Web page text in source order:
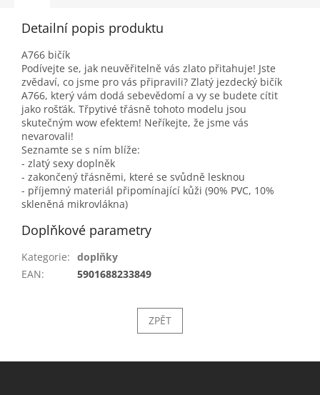
Detailní popis produktu
A766 bičík
Podívejte se, jak neuvěřitelně vás zlato přitahuje! Jste
zvědaví, co jsme pro vás připravili? Zlatý jezdecký bičík
A766, který vám dodá sebevědomí a vy se budete cítit
jako rošťák. Třpytivé třásně tohoto modelu jsou
skutečným wow efektem! Neříkejte, že jsme vás
nevarovali!
Seznamte se s ním blíže:
- zlatý sexy doplněk
- zakončený třásněmi, které se svůdně lesknou
- příjemný materiál připomínající kůži (90% PVC, 10%
skleněná mikrovlákna)
Doplňkové parametry
Kategorie: doplňky
EAN: 5901688233849
ZPĚT